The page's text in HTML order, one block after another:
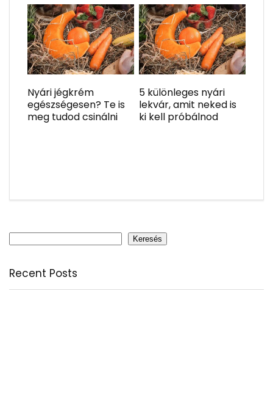
Nyári jégkrém
egészségesen? Te is
meg tudod csinálni
5 különleges nyári
lekvár, amit neked is
ki kell próbálnod
Keresés
Recent Posts